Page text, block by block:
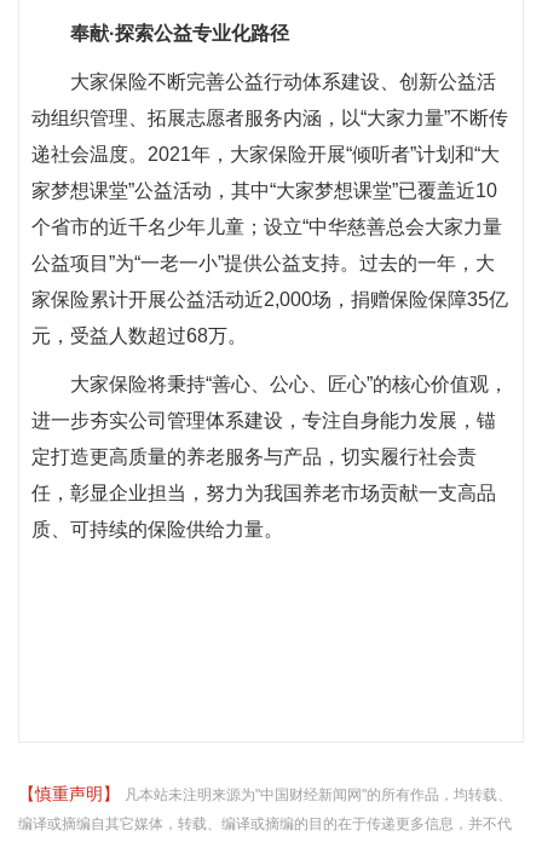
奉献·探索公益专业化路径
大家保险不断完善公益行动体系建设、创新公益活
动组织管理、拓展志愿者服务内涵，以“大家力量”不断传
递社会温度。2021年，大家保险开展“倾听者”计划和“大
家梦想课堂”公益活动，其中“大家梦想课堂”已覆盖近10
个省市的近千名少年儿童；设立“中华慈善总会大家力量
公益项目”为“一老一小”提供公益支持。过去的一年，大
家保险累计开展公益活动近2,000场，捐赠保险保障35亿
元，受益人数超过68万。
大家保险将秉持“善心、公心、匠心”的核心价值观，
进一步夯实公司管理体系建设，专注自身能力发展，锚
定打造更高质量的养老服务与产品，切实履行社会责
任，彰显企业担当，努力为我国养老市场贡献一支高品
质、可持续的保险供给力量。
【慎重声明】
凡本站未注明来源为"中国财经新闻网"的所有作品，均转载、
编译或摘编自其它媒体，转载、编译或摘编的目的在于传递更多信息，并不代